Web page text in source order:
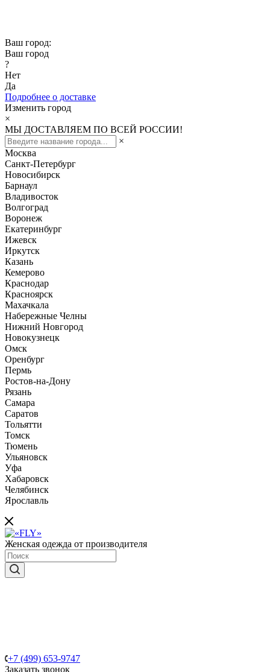
Ваш город:
Ваш город
?
Нет
Да
Подробнее о доставке
Изменить город
×
МЫ ДОСТАВЛЯЕМ ПО ВСЕЙ РОССИИ!
×
Москва
Санкт-Петербург
Новосибирск
Барнаул
Владивосток
Волгоград
Воронеж
Екатеринбург
Ижевск
Иркутск
Казань
Кемерово
Краснодар
Красноярск
Махачкала
Набережные Челны
Нижний Новгород
Новокузнецк
Омск
Оренбург
Пермь
Ростов-на-Дону
Рязань
Самара
Саратов
Тольятти
Томск
Тюмень
Ульяновск
Уфа
Хабаровск
Челябинск
Ярославль
Женская одежда от производителя
+7 (499) 653-9747
Заказать звонок